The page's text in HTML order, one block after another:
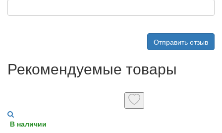
Отправить отзыв
Рекомендуемые товары
В наличии